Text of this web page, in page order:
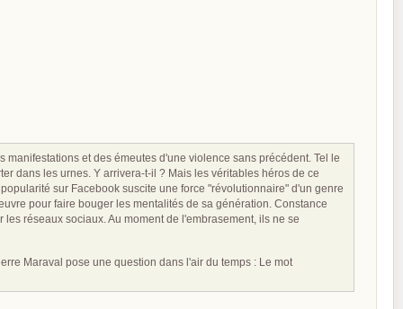
et des émeutes d'une violence sans précédent. Tel le
dans les urnes. Y arrivera-t-il ? Mais les véritables héros de ce
sur Facebook suscite une force "révolutionnaire" d'un genre
pour faire bouger les mentalités de sa génération. Constance
réseaux sociaux. Au moment de l'embrasement, ils ne se
Maraval pose une question dans l'air du temps : Le mot